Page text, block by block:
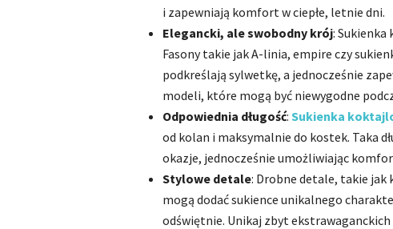
i zapewniają komfort w ciepłe, letnie dni.
Elegancki, ale swobodny krój: Sukienka
Fasony takie jak A-linia, empire czy
podkreślają sylwetkę, a jednocześnie
modeli, które mogą być niewygodne
Odpowiednia długość: Sukienka
od kolan i maksymalnie do kostek. Taka
okazje, jednocześnie umożliwiając
Stylowe detale: Drobne detale, takie jak
mogą dodać sukience unikalnego
odświętnie. Unikaj zbyt